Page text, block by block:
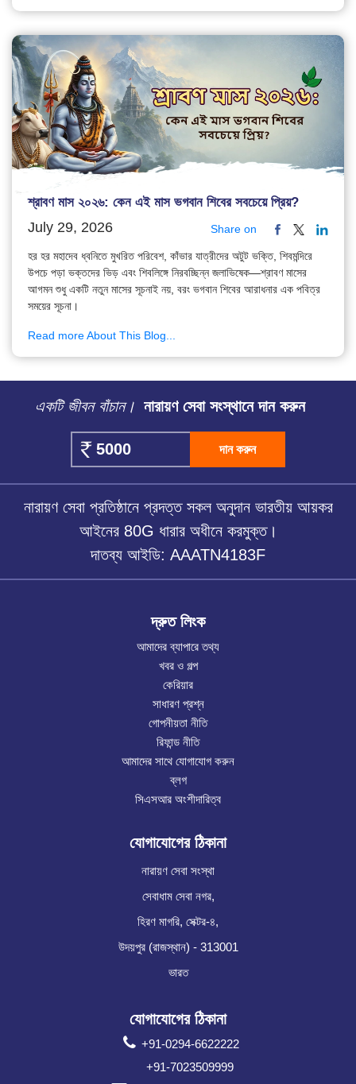
শ্রাবণ মাস ২০২৬: কেন এই মাস ভগবান শিবের সবচেয়ে প্রিয়?
July 29, 2026 Share on
হর হর মহাদেব ধ্বনিতে মুখরিত পরিবেশ, কাঁভার যাত্রীদের অটুট ভক্তি, শিবমন্দিরে
উপচে পড়া ভক্তদের ভিড় এবং শিবলিঙ্গে নিরবচ্ছিন্ন জলাভিষেক—শ্রাবণ মাসের
আগমন শুধু একটি নতুন মাসের সূচনাই নয়, বরং ভগবান শিবের আরাধনার এক পবিত্র
সময়ের সূচনা।
Read more About This Blog...
একটি জীবন বাঁচান। নারায়ণ সেবা সংস্থানে দান করুন
দান করুন
নারায়ণ সেবা প্রতিষ্ঠানে প্রদত্ত সকল অনুদান ভারতীয় আয়কর
আইনের 80G ধারার অধীনে করমুক্ত।
দাতব্য আইডি: AAATN4183F
দ্রুত লিংক
আমাদের ব্যাপারে তথ্য
খবর ও গল্প
কেরিয়ার
সাধারণ প্রশ্ন
গোপনীয়তা নীতি
রিফান্ড নীতি
আমাদের সাথে যোগাযোগ করুন
ব্লগ
সিএসআর অংশীদারিত্ব
যোগাযোগের ঠিকানা
নারায়ণ সেবা সংস্থা
সেবাধাম সেবা নগর,
হিরণ মাগরি, সেক্টর-৪,
উদয়পুর (রাজস্থান) - 313001
ভারত
যোগাযোগের ঠিকানা
+91-0294-6622222
+91-7023509999